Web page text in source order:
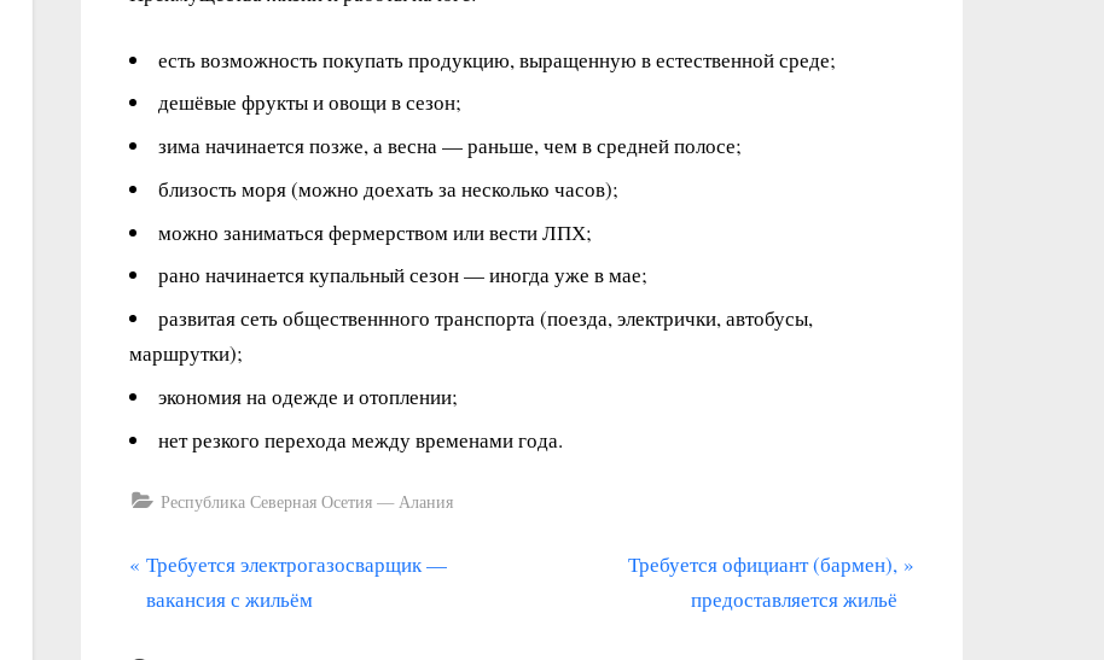
есть возможность покупать продукцию, выращенную в естественной среде;
дешёвые фрукты и овощи в сезон;
зима начинается позже, а весна — раньше, чем в средней полосе;
близость моря (можно доехать за несколько часов);
можно заниматься фермерством или вести ЛПХ;
рано начинается купальный сезон — иногда уже в мае;
развитая сеть общественнного транспорта (поезда, электрички, автобусы,
маршрутки);
экономия на одежде и отоплении;
нет резкого перехода между временами года.
Республика Северная Осетия — Алания
Навигация
по
П
р
Требуется электрогазосварщик —
вакансия с жильём
С
Требуется официант (бармен),
предоставляется жильё